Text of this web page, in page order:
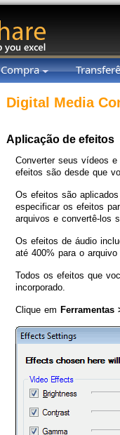
Compra
Digital Media
Aplicação de efeitos
Converter seus vídeos
efeitos são desde que
Os efeitos são
especificar os efeitos
arquivos e convertê-los
Os efeitos de áudio
até 400% para o
Todos os efeitos que
incorporado.
Clique em